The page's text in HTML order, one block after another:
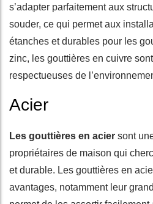
s’adapter parfaitement aux
souder, ce qui permet aux
étanches et durables pour les
zinc, les gouttières en cuivre
respectueuses de
Acier
Les gouttières en acier sont
propriétaires de maison qui
et durable. Les gouttières en
avantages, notamment leur